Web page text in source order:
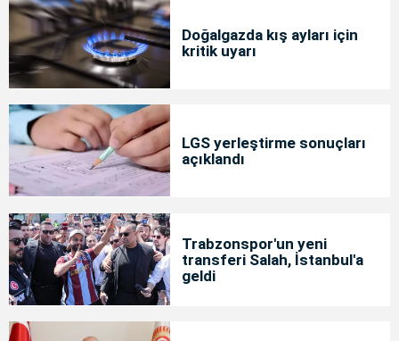
Doğalgazda kış ayları için
kritik uyarı
LGS yerleştirme sonuçları
açıklandı
Trabzonspor'un yeni
transferi Salah, İstanbul'a
geldi